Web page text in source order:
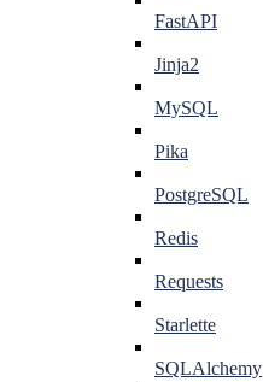
FastAPI
Jinja2
MySQL
Pika
PostgreSQL
Redis
Requests
Starlette
SQLAlchemy